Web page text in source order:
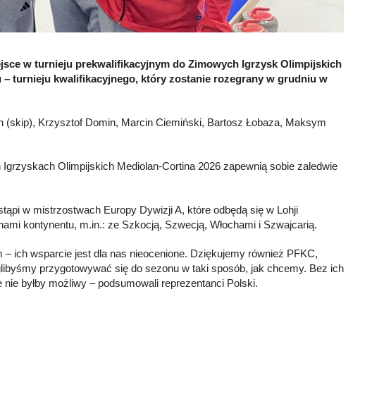
w turnieju prekwalifikacyjnym do Zimowych Igrzysk Olimpijskich
– turnieju kwalifikacyjnego, który zostanie rozegrany w grudniu w
(skip), Krzysztof Domin, Marcin Ciemiński, Bartosz Łobaza, Maksym
Olimpijskich Mediolan-Cortina 2026 zapewnią sobie zaledwie
w mistrzostwach Europy Dywizji A, które odbędą się w Lohji
kontynentu, m.in.: ze Szkocją, Szwecją, Włochami i Szwajcarią.
ich wsparcie jest dla nas nieocenione. Dziękujemy również PFKC,
przygotowywać się do sezonu w taki sposób, jak chcemy. Bez ich
byłby możliwy – podsumowali reprezentanci Polski.